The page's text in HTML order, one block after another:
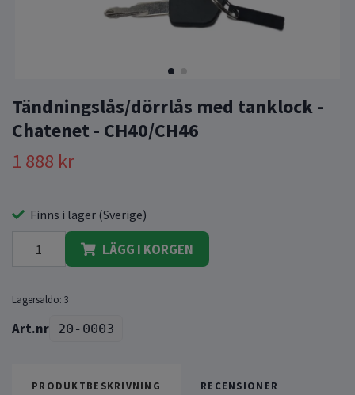
Tändningslås/dörrlås med tanklock -
Chatenet - CH40/CH46
1 888 kr
Finns i lager (Sverige)
LÄGG I KORGEN
Lagersaldo: 3
20-0003
PRODUKTBESKRIVNING RECENSIONER